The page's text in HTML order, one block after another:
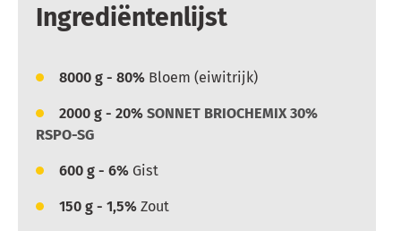
Ingrediëntenlijst
8000 g - 80% Bloem (eiwitrijk)
2000 g - 20% SONNET BRIOCHEMIX 30%
RSPO-SG
600 g - 6% Gist
150 g - 1,5% Zout